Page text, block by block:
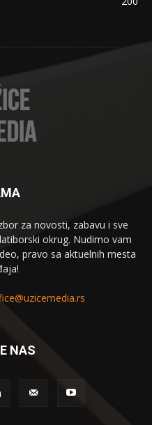
za novosti, zabavu i sve
okrug. Nudimo vam
pravo sa aktuelnih mesta
NAS